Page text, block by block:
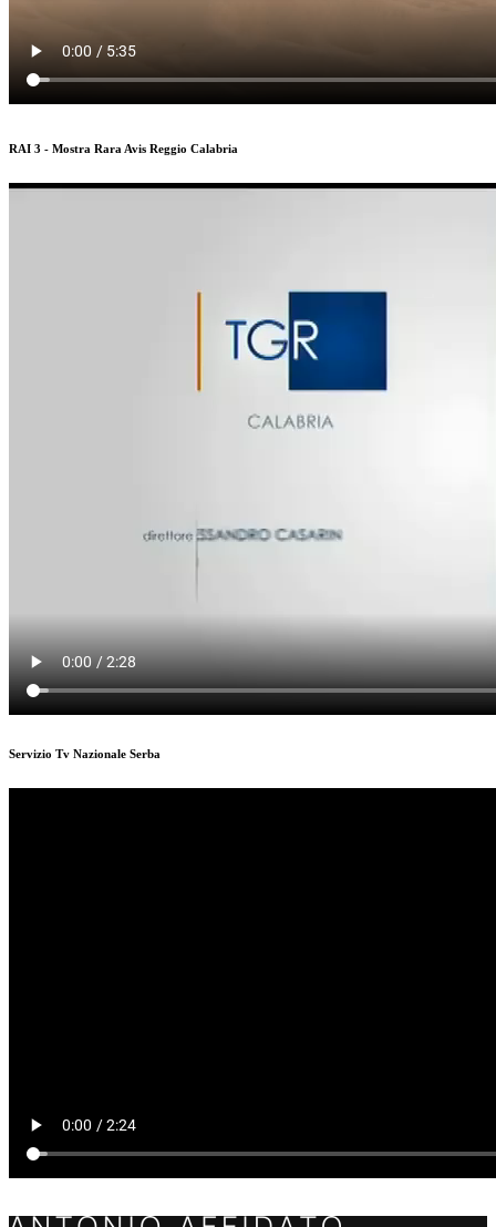
RAI 3 - Mostra Rara Avis Reggio Calabria
Servizio Tv Nazionale Serba